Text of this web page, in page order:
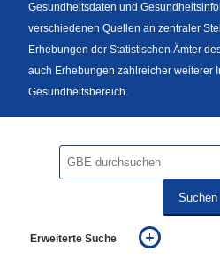
Gesundheitsdaten und
verschiedenen Quellen an zentraler
Erhebungen der Statistischen Ämter
auch Erhebungen zahlreicher weiterer
Gesundheitsbereich.
Suchen
Erweiterte Suche